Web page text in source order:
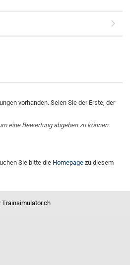
vorhanden. Seien Sie der Erste, der
eine Bewertung abgeben zu können.
Sie bitte die Homepage zu diesem
Trainsimulator.ch